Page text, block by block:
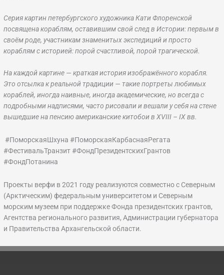
Серия картин петербургского художника Кати Флоренской
посвящена кораблям, оставившим свой след в Истории: первым в
своём роде, участникам знаменитых экспедиций и просто
кораблям с историей: порой счастливой, порой трагической.
На каждой картине — краткая история изображённого корабля.
Это отсылка к реальной традиции — такие портреты любимых
кораблей, иногда наивные, иногда академические, но всегда с
подробными надписями, часто рисовали и вешали у себя на стене
вышедшие на пенсию американские китобои в XVIII – IX вв.
#ПоморскаяШхуна #ПоморскаяКарбаснаяРегата
#ФестивальТранзит #ФондПрезидентскихГрантов
#ФондПотанина
Проекты верфи в 2021 году реализуются совместно с Северным
(Арктическим) федеральным университетом и Северным
морским музеем при поддержке Фонда президентских грантов,
Агентства регионального развития, Администрации губернатора
и Правительства Архангельской области.